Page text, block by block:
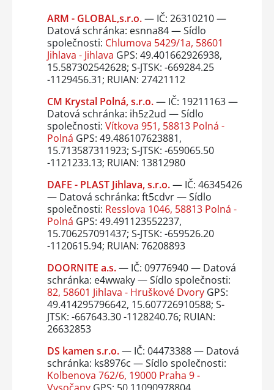
ARM - GLOBAL,s.r.o.— IČ: 26310210 —
Datová schránka: esnna84 — Sídlo
společnosti: Chlumova 5429/1a, 58601
Jihlava - Jihlava GPS: 49.401662926938,
15.587302542628; S-JTSK: -669284.25
-1129456.31; RUIAN: 27421112
CM Krystal Polná, s.r.o.— IČ: 19211163 —
Datová schránka: ih5z2ud — Sídlo
společnosti: Vítkova 951, 58813 Polná -
Polná GPS: 49.486107623881,
15.713587311923; S-JTSK: -659065.50
-1121233.13; RUIAN: 13812980
DAFE - PLAST Jihlava, s.r.o.— IČ: 46345426
— Datová schránka: ft5cdvr — Sídlo
společnosti: Resslova 1046, 58813 Polná -
Polná GPS: 49.491123552237,
15.706257091437; S-JTSK: -659526.20
-1120615.94; RUIAN: 76208893
DOORNITE a.s.— IČ: 09776940 — Datová
schránka: e4wwaky — Sídlo společnosti:
82, 58601 Jihlava - Hruškové DvoryGPS:
49.414295796642, 15.607726910588; S-
JTSK: -667643.30 -1128240.76; RUIAN:
26632853
DS kamen s.r.o.— IČ: 04473388 — Datová
schránka: ks8976c — Sídlo společnosti:
Kolbenova 762/6, 19000 Praha 9 -